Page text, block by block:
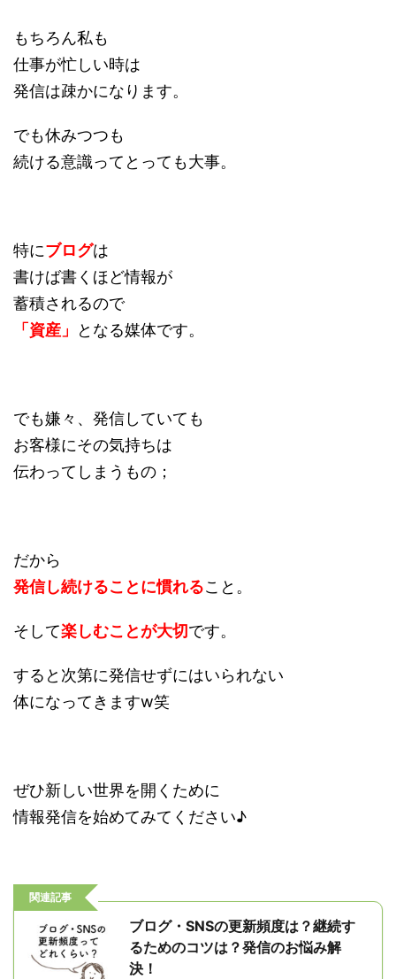
もちろん私も
仕事が忙しい時は
発信は疎かになります。
でも休みつつも
続ける意識ってとっても大事。
特にブログは
書けば書くほど情報が
蓄積されるので
「資産」
となる媒体です。
でも嫌々、発信していても
お客様にその気持ちは
伝わってしまうもの；
だから
発信し続けることに慣れること。
そして楽しむことが大切です。
すると次第に発信せずにはいられない
体になってきますw笑
ぜひ新しい世界を開くために
情報発信を始めてみてください♪
関連記事
ブログ・SNSの更新頻度は？継続す
るためのコツは？発信のお悩み解
決！